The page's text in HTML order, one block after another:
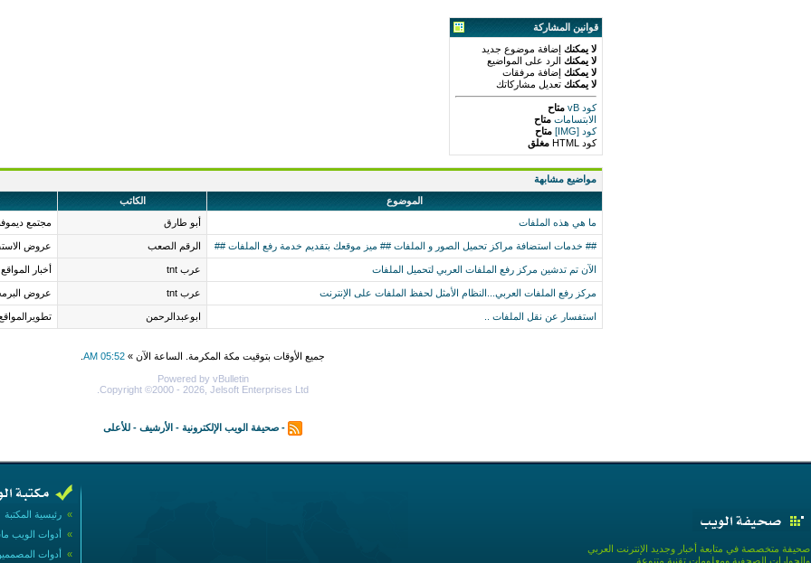
قوانين المشاركة
لا يمكنك إضافة موضوع جديد
لا يمكنك الرد على المواضيع
لا يمكنك إضافة مرفقات
لا يمكنك تعديل مشاركاتك
كود vB
متاح
الابتسامات متاح
كود [IMG]
متاح
كود HTML
مغلق
مواضيع مشابهة
الموضوع
الكاتب
ما هي هذه الملفات
أبو طارق مجتمع
## خدمات استضافة مراكز تحميل الصور و الملفات ## ميز موقعك بتقديم خدمة رفع الملفات ## الرقم الصعب عروض
الآن تم تدشين مركز رفع الملفات العربي لتحميل الملفات عرب tnt أخبار المواقع
مركز رفع الملفات العربي...النظام الأمثل لحفظ الملفات على الإنترنت عرب tnt عروض
استفسار عن نقل الملفات .. ابوعبدالرحمن تطويرالمواقع
جميع الأوقات بتوقيت مكة المكرمة. الساعة الآن » 05:52 AM
Powered by vBulletin
Copyright ©2000 - 2026, Jelsoft Enterprises Ltd.
- صحيفة الويب الإلكترونية - الأرشيف - للأعلى
» رئيسية المكتبة
» أدوات الويب
» أدوات
صحيفة متخصصة في متابعة أخبار وجديد الإنترنت العربي
والحوارات الصحفية ومعلومات تقنية متنوعة .